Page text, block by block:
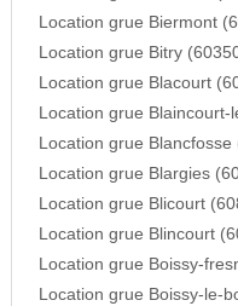
Location grue Biermont
Location grue Bitry
Location grue Blacourt
Location grue Blaincourt-
Location grue Blancfosse
Location grue Blargies
Location grue Blicourt
Location grue Blincourt
Location grue Boissy-
Location grue Boissy-le-